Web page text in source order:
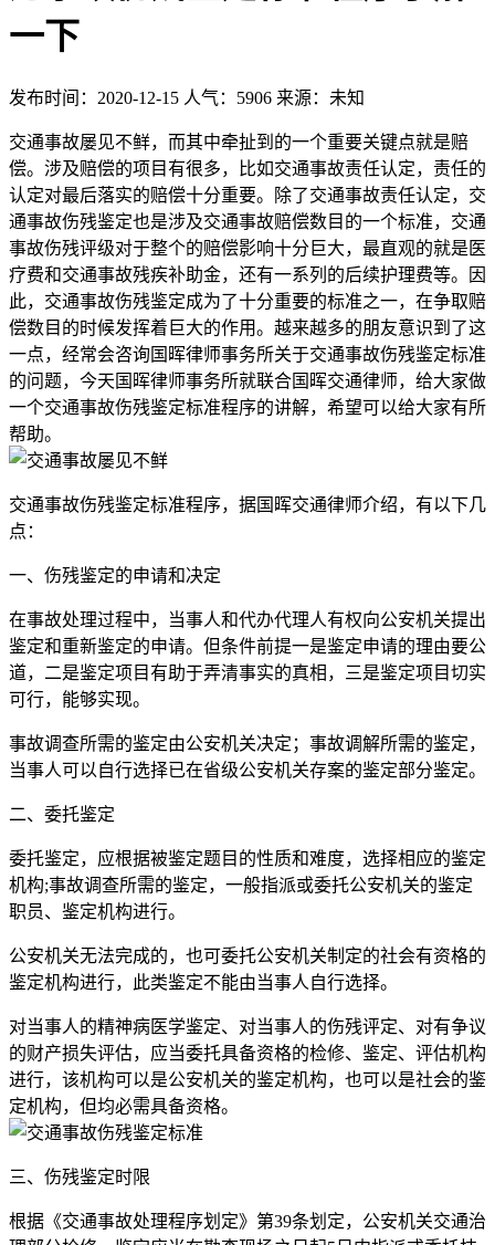
一下
发布时间：2020-12-15 人气：5906 来源：未知
交通事故屡见不鲜，而其中牵扯到的一个重要关键点就是赔
偿。涉及赔偿的项目有很多，比如交通事故责任认定，责任的
认定对最后落实的赔偿十分重要。除了交通事故责任认定，交
通事故伤残鉴定也是涉及交通事故赔偿数目的一个标准，交通
事故伤残评级对于整个的赔偿影响十分巨大，最直观的就是医
疗费和交通事故残疾补助金，还有一系列的后续护理费等。因
此，交通事故伤残鉴定成为了十分重要的标准之一，在争取赔
偿数目的时候发挥着巨大的作用。越来越多的朋友意识到了这
一点，经常会咨询国晖律师事务所关于交通事故伤残鉴定标准
的问题，今天国晖律师事务所就联合国晖交通律师，给大家做
一个交通事故伤残鉴定标准程序的讲解，希望可以给大家有所
帮助。
交通事故伤残鉴定标准程序，据国晖交通律师介绍，有以下几
点：
一、伤残鉴定的申请和决定
在事故处理过程中，当事人和代办代理人有权向公安机关提出
鉴定和重新鉴定的申请。但条件前提一是鉴定申请的理由要公
道，二是鉴定项目有助于弄清事实的真相，三是鉴定项目切实
可行，能够实现。
事故调查所需的鉴定由公安机关决定；事故调解所需的鉴定，
当事人可以自行选择已在省级公安机关存案的鉴定部分鉴定。
二、委托鉴定
委托鉴定，应根据被鉴定题目的性质和难度，选择相应的鉴定
机构;事故调查所需的鉴定，一般指派或委托公安机关的鉴定
职员、鉴定机构进行。
公安机关无法完成的，也可委托公安机关制定的社会有资格的
鉴定机构进行，此类鉴定不能由当事人自行选择。
对当事人的精神病医学鉴定、对当事人的伤残评定、对有争议
的财产损失评估，应当委托具备资格的检修、鉴定、评估机构
进行，该机构可以是公安机关的鉴定机构，也可以是社会的鉴
定机构，但均必需具备资格。
三、伤残鉴定时限
根据《交通事故处理程序划定》第39条划定，公安机关交通治